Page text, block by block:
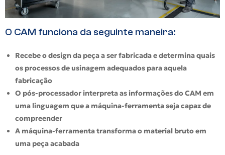
O CAM funciona da seguinte maneira:
Recebe o design da peça a ser fabricada e determina quais
os processos de usinagem adequados para aquela
fabricação
O pós-processador interpreta as informações do CAM em
uma linguagem que a máquina-ferramenta seja capaz de
compreender
A máquina-ferramenta transforma o material bruto em
uma peça acabada